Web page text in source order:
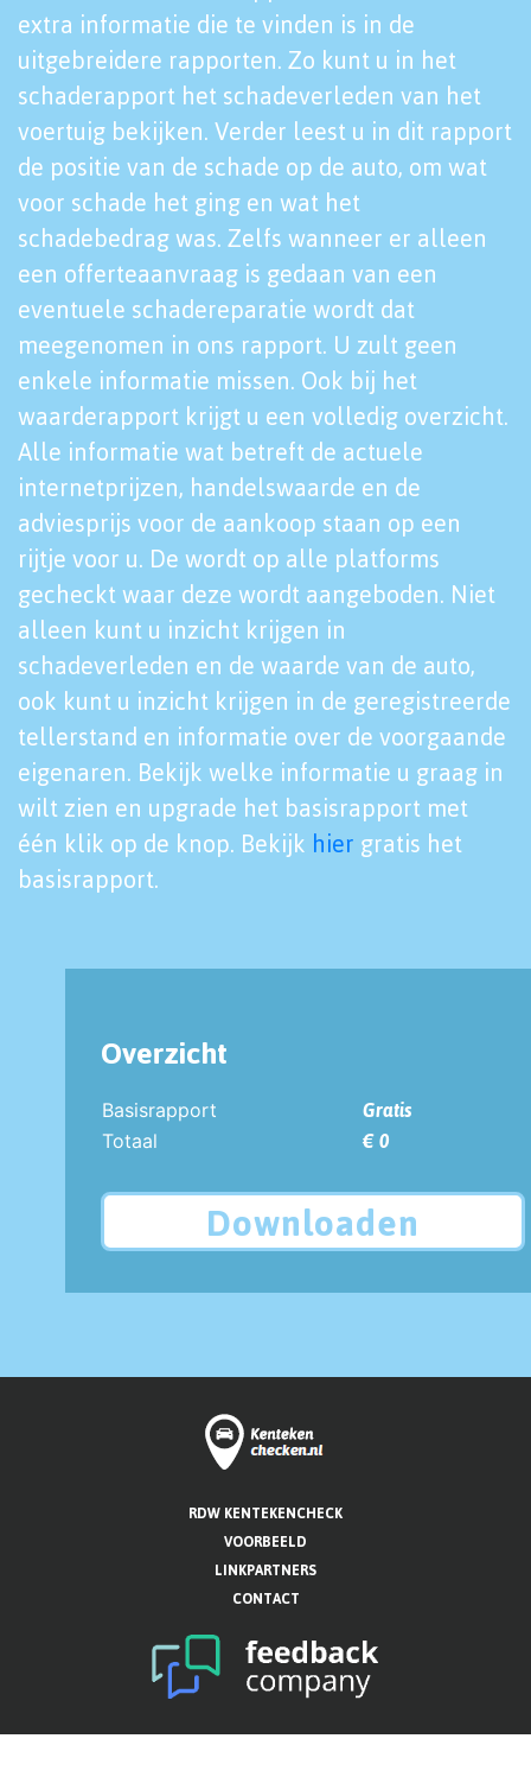
extra informatie die te vinden is in de
uitgebreidere rapporten. Zo kunt u in het
schaderapport het schadeverleden van het
voertuig bekijken. Verder leest u in dit rapport
de positie van de schade op de auto, om wat
voor schade het ging en wat het
schadebedrag was. Zelfs wanneer er alleen
een offerteaanvraag is gedaan van een
eventuele schadereparatie wordt dat
meegenomen in ons rapport. U zult geen
enkele informatie missen. Ook bij het
waarderapport krijgt u een volledig overzicht.
Alle informatie wat betreft de actuele
internetprijzen, handelswaarde en de
adviesprijs voor de aankoop staan op een
rijtje voor u. De wordt op alle platforms
gecheckt waar deze wordt aangeboden. Niet
alleen kunt u inzicht krijgen in
schadeverleden en de waarde van de auto,
ook kunt u inzicht krijgen in de geregistreerde
tellerstand en informatie over de voorgaande
eigenaren. Bekijk welke informatie u graag in
wilt zien en upgrade het basisrapport met
één klik op de knop. Bekijk hier gratis het
basisrapport.
Overzicht
Basisrapport
Gratis
Totaal
€ 0
Downloaden
RDW KENTEKENCHECK
VOORBEELD
LINKPARTNERS
CONTACT